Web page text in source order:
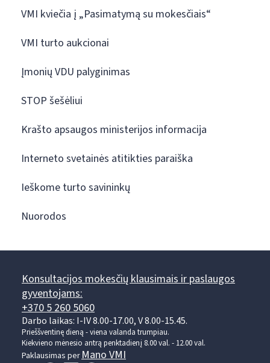
VMI kviečia į „Pasimatymą su mokesčiais“
VMI turto aukcionai
Įmonių VDU palyginimas
STOP šešėliui
Krašto apsaugos ministerijos informacija
Interneto svetainės atitikties paraiška
Ieškome turto savininkų
Nuorodos
Konsultacijos mokesčių klausimais ir paslaugos
gyventojams:
+370 5 260 5060
Darbo laikas: I-IV 8.00-17.00, V 8.00-15.45.
Prieššventinę dieną - viena valanda trumpiau.
Kiekvieno mėnesio antrą penktadienį 8.00 val. - 12.00 val.
Paklausimas per Mano VMI